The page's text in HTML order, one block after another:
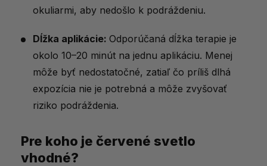
okuliarmi, aby nedošlo k podráždeniu.
Dĺžka aplikácie: Odporúčaná dĺžka terapie je
okolo 10–20 minút na jednu aplikáciu. Menej
môže byť nedostatočné, zatiaľ čo príliš dlhá
expozícia nie je potrebná a môže zvyšovať
riziko podráždenia.
Pre koho je červené svetlo
vhodné?